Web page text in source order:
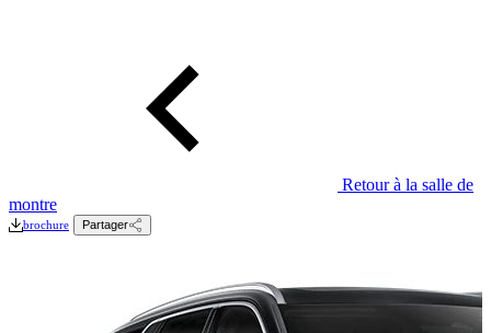
Retour à la salle de
montre
brochure Partager